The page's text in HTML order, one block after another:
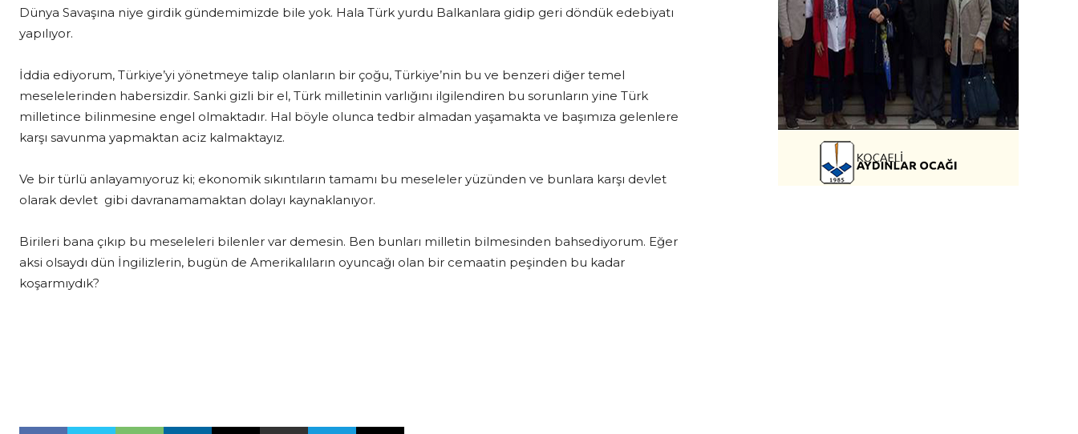
Dünya Savaşına niye girdik gündemimizde bile yok. Hala Türk yurdu Balkanlara gidip geri döndük edebiyatı
yapılıyor.
İddia ediyorum, Türkiye’yi yönetmeye talip olanların bir çoğu, Türkiye’nin bu ve benzeri diğer temel
meselelerinden habersizdir. Sanki gizli bir el, Türk milletinin varlığını ilgilendiren bu sorunların yine Türk
milletince bilinmesine engel olmaktadır. Hal böyle olunca tedbir almadan yaşamakta ve başımıza gelenlere
karşı savunma yapmaktan aciz kalmaktayız.
Ve bir türlü anlayamıyoruz ki; ekonomik sıkıntıların tamamı bu meseleler yüzünden ve bunlara karşı devlet
olarak devlet gibi davranamamaktan dolayı kaynaklanıyor.
Birileri bana çıkıp bu meseleleri bilenler var demesin. Ben bunları milletin bilmesinden bahsediyorum. Eğer
aksi olsaydı dün İngilizlerin, bugün de Amerikalıların oyuncağı olan bir cemaatin peşinden bu kadar
koşarmıydık?